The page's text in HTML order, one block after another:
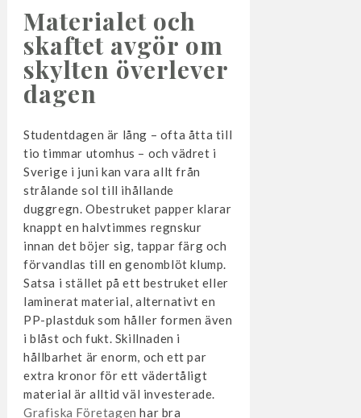
Materialet och
skaftet avgör om
skylten överlever
dagen
Studentdagen är lång – ofta åtta till
tio timmar utomhus – och vädret i
Sverige i juni kan vara allt från
strålande sol till ihållande
duggregn. Obestruket papper klarar
knappt en halvtimmes regnskur
innan det böjer sig, tappar färg och
förvandlas till en genomblöt klump.
Satsa i stället på ett bestruket eller
laminerat material, alternativt en
PP-plastduk som håller formen även
i blåst och fukt. Skillnaden i
hållbarhet är enorm, och ett par
extra kronor för ett vädertåligt
material är alltid väl investerade.
Grafiska Företagen har bra